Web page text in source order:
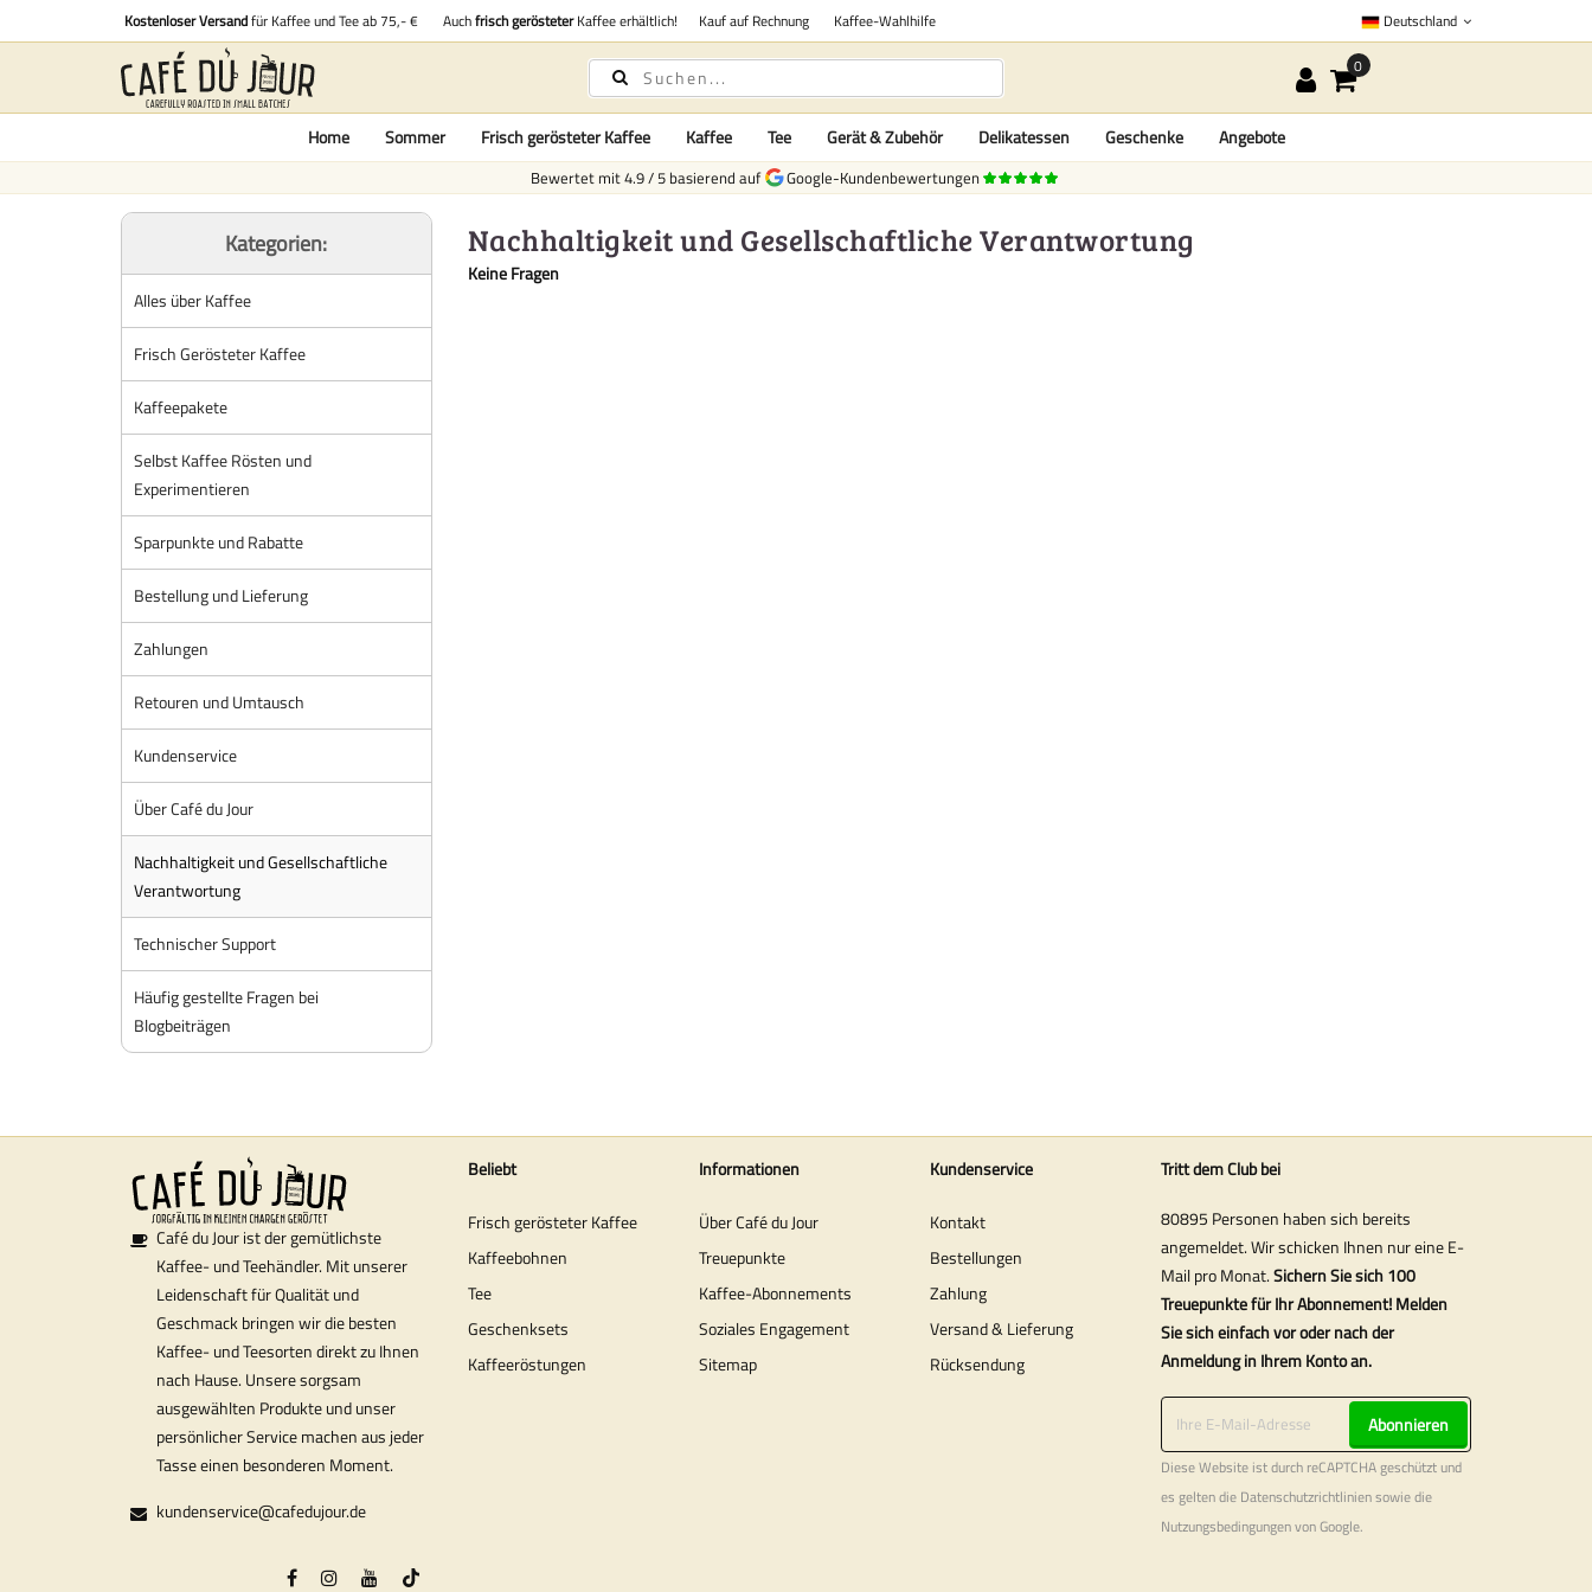
Kostenloser Versandfür Kaffee und Tee ab 75,- € Auchfrisch gerösteterKaffee erhältlich! Kauf auf Rechnung Kaffee-Wahlhilfe Deutschland
Home Sommer Frisch gerösteter Kaffee Kaffee Tee Gerät & Zubehör Delikatessen Geschenke Angebote
Bewertet mit4.9/5 basierend auf Google-Kundenbewertungen
Nachhaltigkeit und Gesellschaftliche Verantwortung
Keine Fragen
Kategorien:
Alles über Kaffee
Frisch Gerösteter Kaffee
Kaffeepakete
Selbst Kaffee Rösten und
Experimentieren
Sparpunkte und Rabatte
Bestellung und Lieferung
Zahlungen
Retouren und Umtausch
Kundenservice
Über Café du Jour
Nachhaltigkeit und Gesellschaftliche
Verantwortung
Technischer Support
Häufig gestellte Fragen bei
Blogbeiträgen
Café du Jour ist der gemütlichste
Kaffee- und Teehändler. Mit unserer
Leidenschaft für Qualität und
Geschmack bringen wir die besten
Kaffee- und Teesorten direkt zu Ihnen
nach Hause. Unsere sorgsam
ausgewählten Produkte und unser
persönlicher Service machen aus jeder
Tasse einen besonderen Moment.
kundenservice@cafedujour.de
Beliebt
Frisch gerösteter Kaffee
Kaffeebohnen
Tee
Geschenksets
Kaffeeröstungen
Informationen
Über Café du Jour
Treuepunkte
Kaffee-Abonnements
Soziales Engagement
Sitemap
Kundenservice
Kontakt
Bestellungen
Zahlung
Versand & Lieferung
Rücksendung
Tritt dem Club bei
80895 Personen haben sich bereits
angemeldet. Wir schicken Ihnen nur eine E-
Mail pro Monat.Sichern Sie sich 100
Treuepunkte für Ihr Abonnement! Melden
Sie sich einfach vor oder nach der
Anmeldung in Ihrem Konto an.
Abonnieren
Diese Website ist durch reCAPTCHA geschützt und
es gelten die Datenschutzrichtliniensowie die
Nutzungsbedingungenvon Google.